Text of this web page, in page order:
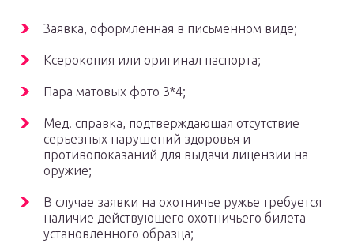
Заявка, оформленная в письменном виде;
Ксерокопия или оригинал паспорта;
Пара матовых фото 3*4;
Мед. справка, подтверждающая отсутствие
серьезных нарушений здоровья и
противопоказаний для выдачи лицензии на
оружие;
В случае заявки на охотничье ружье требуется
наличие действующего охотничьего билета
установленного образца;